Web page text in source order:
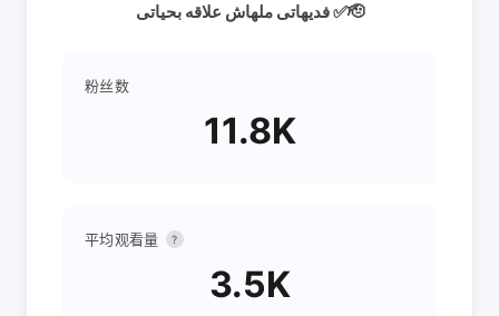
فديهاتى ملهاش علاقه بحياتى ✅🫡
粉丝数
11.8K
平均观看量 ?
3.5K